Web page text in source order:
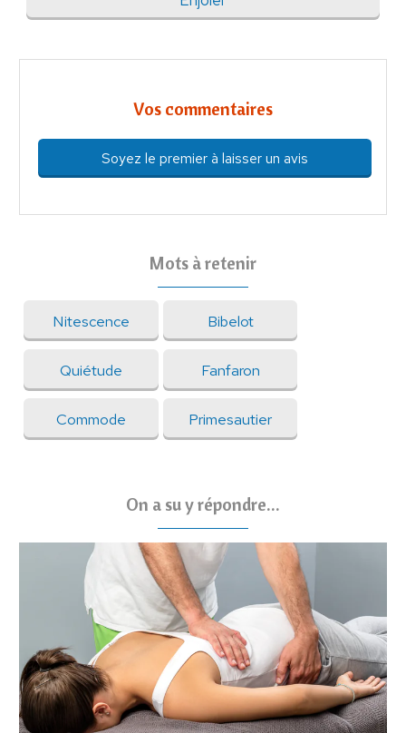
Vos commentaires
Soyez le premier à laisser un avis
Mots à retenir
Nitescence Bibelot
Quiétude Fanfaron
Commode Primesautier
On a su y répondre...